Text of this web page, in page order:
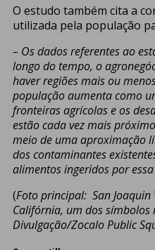
O estudo também cita a
utilizada pela população
– Os dados referentes ao
longo do tempo, o
haver regiões mais ou
população aumenta como
fronteiras agrícolas e os
estão cada vez mais
meio de uma aproximação
dos contaminantes
alimentos ingeridos por
(Foto principal: San Joaquin
Califórnia, um dos
Divulgação/Zocalo Public